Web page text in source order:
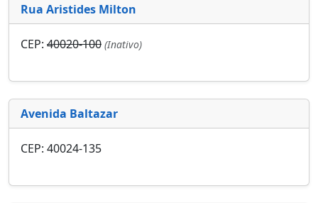
Rua Aristides Milton
CEP: 40020-100 (Inativo)
Avenida Baltazar
CEP: 40024-135